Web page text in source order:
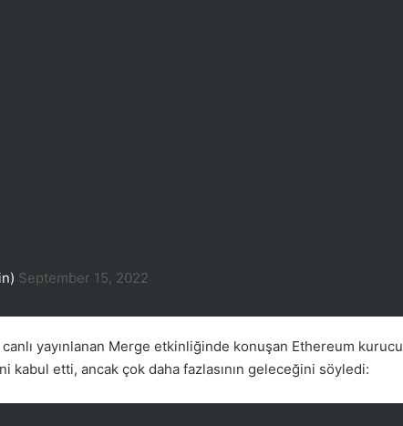
September 15, 2022
canlı yayınlanan Merge etkinliğinde konuşan Ethereum kurucu
kabul etti, ancak çok daha fazlasının geleceğini söyledi: